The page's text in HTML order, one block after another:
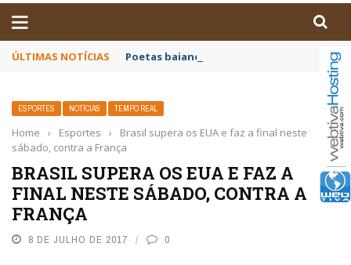
ÚLTIMAS NOTÍCIAS Poetas baianos representam o Brasil no
ESPORTES NOTÍCIAS TEMPO REAL
Home › Esportes ›
Brasil supera os EUA e faz a final neste
sábado, contra a França
BRASIL SUPERA OS EUA E FAZ A
FINAL NESTE SÁBADO, CONTRA A
FRANÇA
8 DE JULHO DE 2017 0